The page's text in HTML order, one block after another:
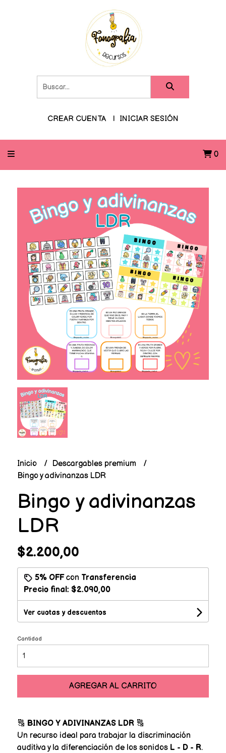
CREAR CUENTA INICIAR SESIÓN
0
Inicio
Descargables premium
Bingo y adivinanzas LDR
Bingo y adivinanzas
LDR
$2.200,00
5% OFFcon Transferencia
Precio final: $2.090,00
Ver cuotas y descuentos
Cantidad
AGREGAR AL CARRITO
🔠 BINGO Y ADIVINANZAS LDR🔠
Un recurso ideal para trabajar la discriminación
auditiva y la diferenciación de los sonidos L - D - R.